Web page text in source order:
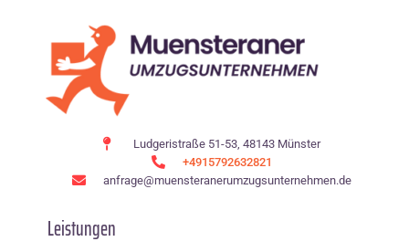
Ludgeristraße 51-53, 48143 Münster
+4915792632821
anfrage@muensteranerumzugsunternehmen.de
Leistungen